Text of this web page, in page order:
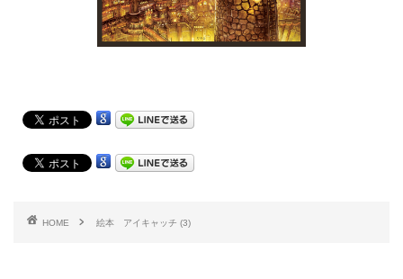
HOME 絵本 アイキャッチ (3)